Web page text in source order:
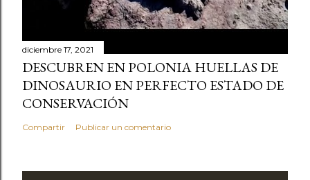
diciembre 17, 2021
DESCUBREN EN POLONIA HUELLAS DE
DINOSAURIO EN PERFECTO ESTADO DE
CONSERVACIÓN
Compartir Publicar un comentario